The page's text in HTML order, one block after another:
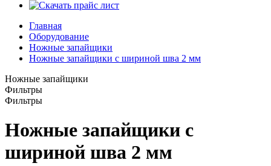
Главная
Оборудование
Ножные запайщики
Ножные запайщики с шириной шва 2 мм
Ножные запайщики
Фильтры
Фильтры
Ножные запайщики с
шириной шва 2 мм